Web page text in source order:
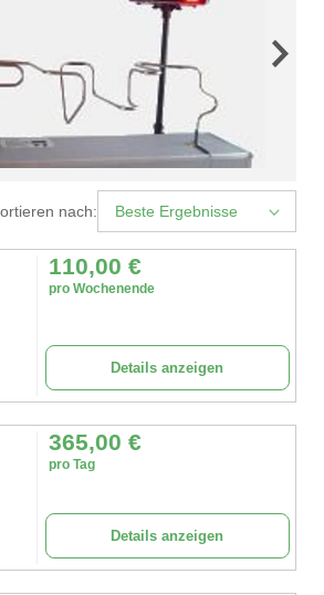
nach: Beste Ergebnisse
110,00 €
pro Wochenende
Details anzeigen
365,00 €
pro Tag
Details anzeigen